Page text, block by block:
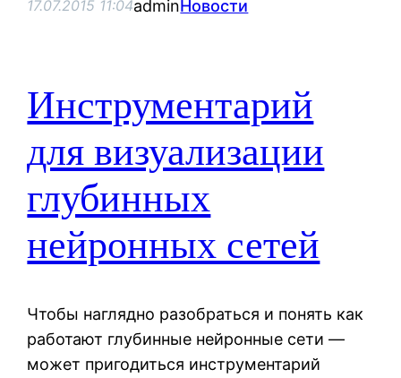
17.07.2015 11:04adminНовости
Инструментарий
для визуализации
глубинных
нейронных сетей
Чтобы наглядно разобраться и понять как
работают глубинные нейронные сети —
может пригодиться инструментарий